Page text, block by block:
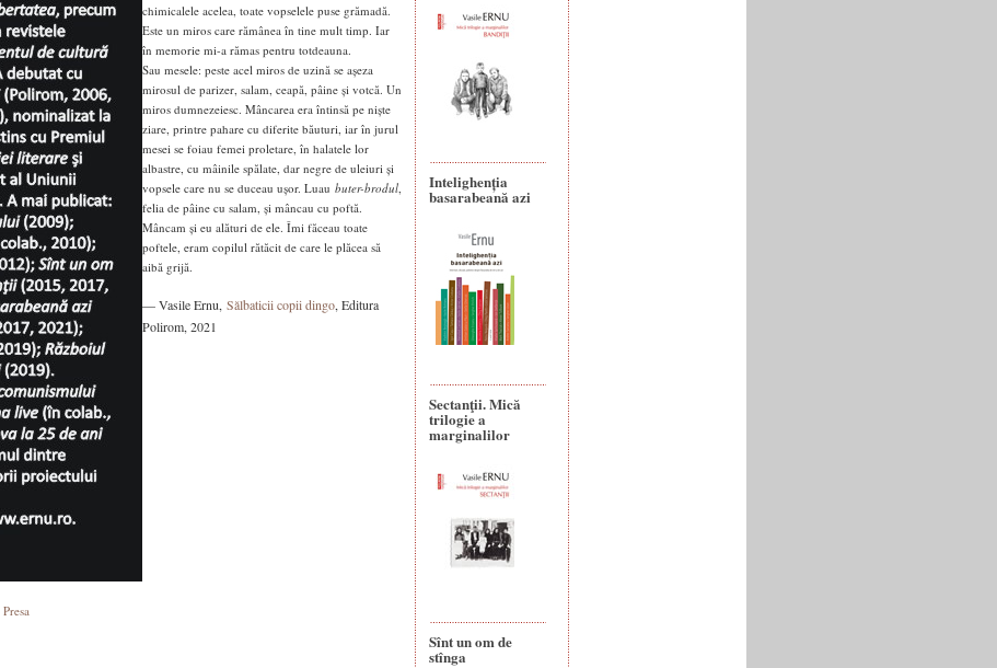
chimicalele acelea, toate vopselele puse grămadă.
Este un miros care rămânea în tine mult timp. Iar
în memorie mi-a rămas pentru totdeauna.
Sau mesele: peste acel miros de uzină se așeza
mirosul de parizer, salam, ceapă, pâine și votcă. Un
miros dumnezeiesc. Mâncarea era întinsă pe niște
ziare, printre pahare cu diferite băuturi, iar în jurul
mesei se foiau femei proletare, în halatele lor
albastre, cu mâinile spălate, dar negre de uleiuri și
vopsele care nu se duceau ușor. Luau buter-brodul,
felia de pâine cu salam, și mâncau cu poftă.
Mâncam și eu alături de ele. Îmi făceau toate
poftele, eram copilul rătăcit de care le plăcea să
aibă grijă.
— Vasile Ernu, Sălbaticii copii dingo, Editura
Polirom, 2021
Presa
Intelighenția
basarabeană azi
Sectanţii. Mică
trilogie a
marginalilor
Sînt un om de
stînga